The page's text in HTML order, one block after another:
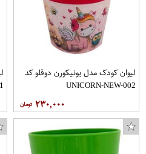
لیوان کودک مدل یونیکورن دوقلو کد
UNICORN-NEW-002
۲۳۰,۰۰۰